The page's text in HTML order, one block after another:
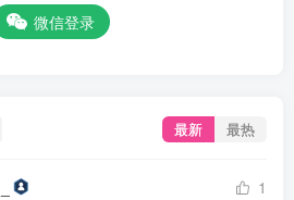
微信登录
最新 最热
1